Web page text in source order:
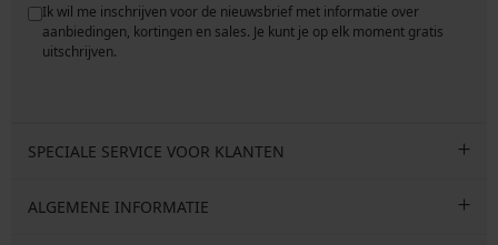
Ik wil me inschrijven voor de nieuwsbrief met informatie over
aanbiedingen, kortingen en sales. Je kunt je op elk moment gratis
uitschrijven.
SPECIALE SERVICE VOOR KLANTEN
ALGEMENE INFORMATIE